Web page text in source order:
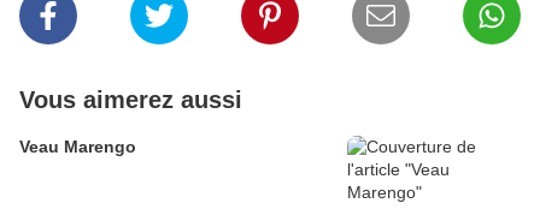
Vous aimerez aussi
Veau Marengo